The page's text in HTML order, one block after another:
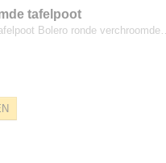
tafelpoot
Bolero ronde verchroomde…